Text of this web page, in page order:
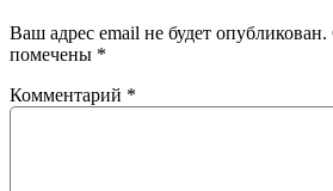
Ваш адрес email не будет опубликован.
помечены *
Комментарий *